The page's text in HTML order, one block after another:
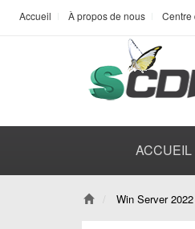
Accueil À propos de nous Centre
ACCUEIL
Win Server